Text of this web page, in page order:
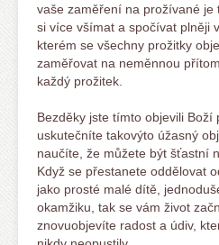
vaše zaměření na prožívané je
si více všímat a spočívat plněji
kterém se všechny prožitky
zaměřovat na neměnnou
každý prožitek.
Bezděky jste tímto objevili Boží
uskutečníte takovýto úžasný
naučíte, že můžete být šťastní
Když se přestanete oddělovat
jako prosté malé dítě,
okamžiku, tak se vám život
znovuobjevíte radost a údiv,